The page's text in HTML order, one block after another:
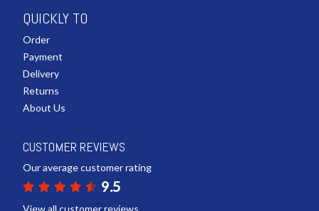
QUICKLY TO
Order
Payment
Delivery
Returns
About Us
CUSTOMER REVIEWS
Our average customer rating
9.5